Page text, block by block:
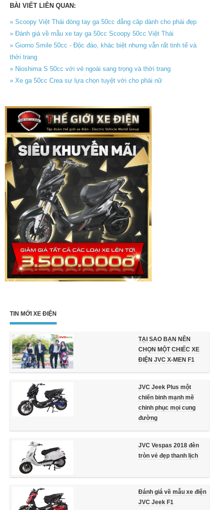
BÀI VIẾT LIÊN QUAN:
» Scoopy Việt Thái dòng tay ga 50cc đẳng câp dành cho phái đẹp
» Đánh giá về mẫu xe tay ga 50cc Scoopy 50cc Việt Thái
» Giorno Smile 50cc - Độc đáo, khác biệt nhưng vẫn rất tinh tế và
thời trang
» Nioshima S 50cc với vẻ ngoài sang trọng và thời trang
» Xe ga 50cc Crea sự lựa chọn tuyệt vời cho phái nữ
TIN MỚI XE ĐIỆN
TẠI SAO BẠN NÊN
CHỌN MỘT CHIẾC XE
ĐIỆN JVC X-MEN F1
JVC Jeek Plus một
chiến binh mạnh mẽ
chinh phục mọi cung
đường
JVC Vespas 2018 đèn
tròn vẻ đẹp thanh lịch
Đánh giá về mẫu xe điện
JVC Jeek F1